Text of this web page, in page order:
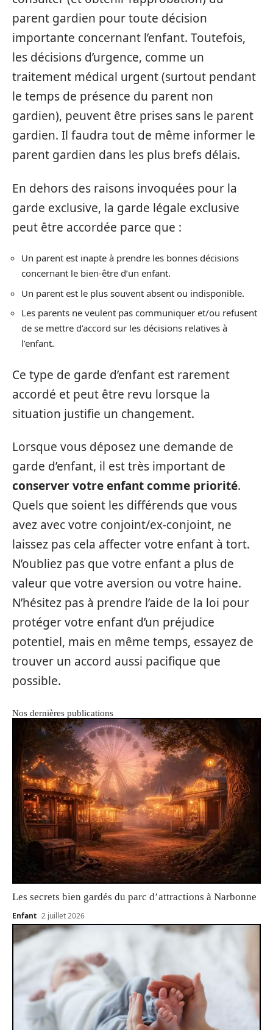
parent gardien pour toute décision
importante concernant l’enfant. Toutefois,
les décisions d’urgence, comme un
traitement médical urgent (surtout pendant
le temps de présence du parent non
gardien), peuvent être prises sans le parent
gardien. Il faudra tout de même informer le
parent gardien dans les plus brefs délais.
En dehors des raisons invoquées pour la
garde exclusive, la garde légale exclusive
peut être accordée parce que :
Un parent est inapte à prendre les bonnes décisions
concernant le bien-être d’un enfant.
Un parent est le plus souvent absent ou indisponible.
Les parents ne veulent pas communiquer et/ou refusent
de se mettre d’accord sur les décisions relatives à
l’enfant.
Ce type de garde d’enfant est rarement
accordé et peut être revu lorsque la
situation justifie un changement.
Lorsque vous déposez une demande de
garde d’enfant, il est très important de
conserver votre enfant comme priorité.
Quels que soient les différends que vous
avez avec votre conjoint/ex-conjoint, ne
laissez pas cela affecter votre enfant à tort.
N’oubliez pas que votre enfant a plus de
valeur que votre aversion ou votre haine.
N’hésitez pas à prendre l’aide de la loi pour
protéger votre enfant d’un préjudice
potentiel, mais en même temps, essayez de
trouver un accord aussi pacifique que
possible.
Nos dernières publications
Les secrets bien gardés du parc d’attractions à Narbonne
Enfant 2 juillet 2026